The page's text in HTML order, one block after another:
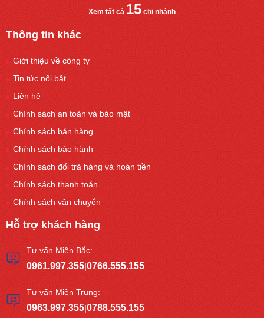
Xem tất cả 15 chi nhánh
Thông tin khác
Giới thiệu về công ty
Tin tức nổi bật
Liên hệ
Chính sách an toàn và bảo mật
Chính sách bán hàng
Chính sách bảo hành
Chính sách đổi trả hàng và hoàn tiền
Chính sách thanh toán
Chính sách vận chuyển
Hỗ trợ khách hàng
Tư vấn Miền Bắc:
0961.997.355|0766.555.155
Tư vấn Miền Trung:
0963.997.355|0788.555.155